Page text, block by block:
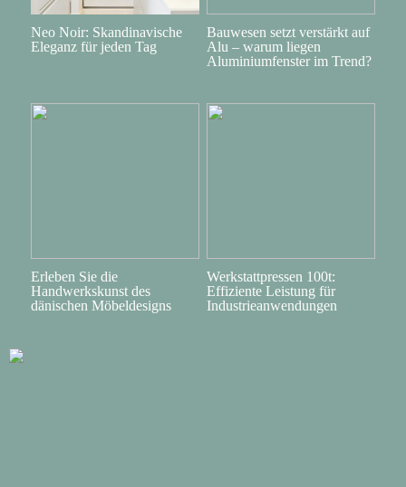
Neo Noir: Skandinavische
Eleganz für jeden Tag
Bauwesen setzt verstärkt auf
Alu – warum liegen
Aluminiumfenster im Trend?
Erleben Sie die
Handwerkskunst des
dänischen Möbeldesigns
Werkstattpressen 100t:
Effiziente Leistung für
Industrieanwendungen